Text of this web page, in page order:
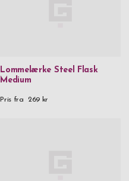
Lommelærke Steel Flask
Medium
Pris fra 269 kr